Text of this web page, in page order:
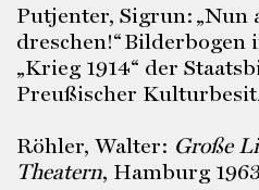
Putjenter, Sigrun: „Nun
dreschen!“ Bilderbogen
„Krieg 1914“ der
Preußischer
Röhler, Walter: Große
Theatern, Hamburg